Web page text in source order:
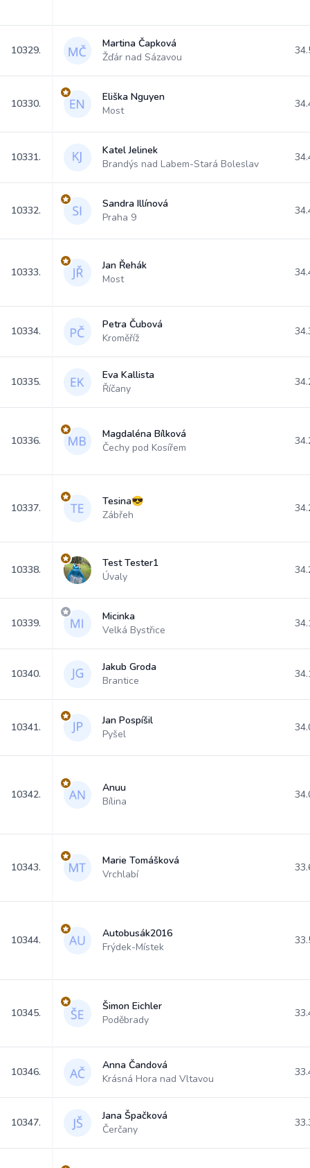
10329.
Martina Čapková
Žďár nad Sázavou
10330.
Eliška Nguyen
Most
10331.
Katel Jelinek
Brandýs nad Labem-Stará Boleslav
10332.
Sandra Illínová
Praha 9
10333.
Jan Řehák
Most
10334.
Petra Čubová
Kroměříž
10335.
Eva Kallista
Říčany
10336.
Magdaléna Bílková
Čechy pod Kosířem
10337.
Tesina😎
Zábřeh
10338.
Test Tester1
Úvaly
10339.
Micinka
Velká Bystřice
10340.
Jakub Groda
Brantice
10341.
Jan Pospíšil
Pyšel
10342.
Anuu
Bílina
10343.
Marie Tomášková
Vrchlabí
10344.
Autobusák2016
Frýdek-Místek
10345.
Šimon Eichler
Poděbrady
10346.
Anna Čandová
Krásná Hora nad Vltavou
10347.
Jana Špačková
Čerčany